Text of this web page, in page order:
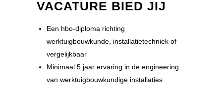
VACATURE BIED JIJ
Een hbo-diploma richting
werktuigbouwkunde, installatietechniek of
vergelijkbaar
Minimaal 5 jaar ervaring in de engineering
van werktuigbouwkundige installaties